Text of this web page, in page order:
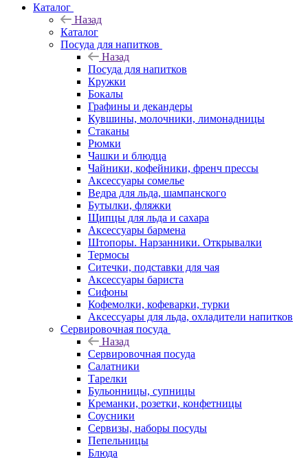
Каталог
Назад
Каталог
Посуда для напитков
Назад
Посуда для напитков
Кружки
Бокалы
Графины и декандеры
Кувшины, молочники, лимонадницы
Стаканы
Рюмки
Чашки и блюдца
Чайники, кофейники, френч прессы
Аксессуары сомелье
Ведра для льда, шампанского
Бутылки, фляжки
Щипцы для льда и сахара
Аксессуары бармена
Штопоры. Нарзанники. Открывалки
Термосы
Ситечки, подставки для чая
Аксессуары бариста
Сифоны
Кофемолки, кофеварки, турки
Аксессуары для льда, охладители напитков
Сервировочная посуда
Назад
Сервировочная посуда
Салатники
Тарелки
Бульонницы, супницы
Креманки, розетки, конфетницы
Соусники
Сервизы, наборы посуды
Пепельницы
Блюда